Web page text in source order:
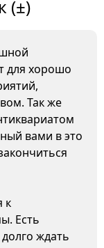
(±)
для хорошо
Так же
вами в это
к
Есть
ждать